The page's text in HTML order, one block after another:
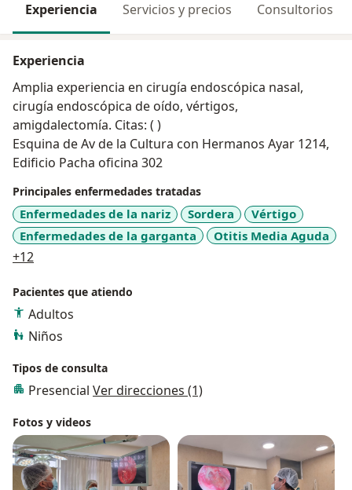
Experiencia Servicios y precios Consultorios
Experiencia
Amplia experiencia en cirugía endoscópica nasal,
cirugía endoscópica de oído, vértigos,
amigdalectomía. Citas: ( )
Esquina de Av de la Cultura con Hermanos Ayar 1214,
Edificio Pacha oficina 302
Principales enfermedades tratadas
Enfermedades de la nariz Sordera
Vértigo
Enfermedades de la garganta
Otitis Media Aguda
+12
Pacientes que atiendo
Adultos
Niños
Tipos de consulta
Presencial Ver direcciones (1)
Fotos y videos